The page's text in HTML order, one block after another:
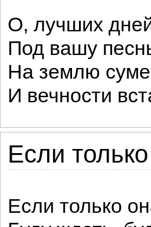
О, лучших
Под вашу
На землю
И вечности
Если
Если только